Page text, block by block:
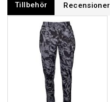
Tillbehör Recensioner